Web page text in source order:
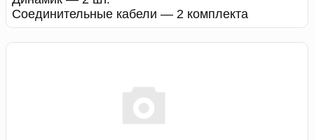
Соединительные кабели — 2 комплекта